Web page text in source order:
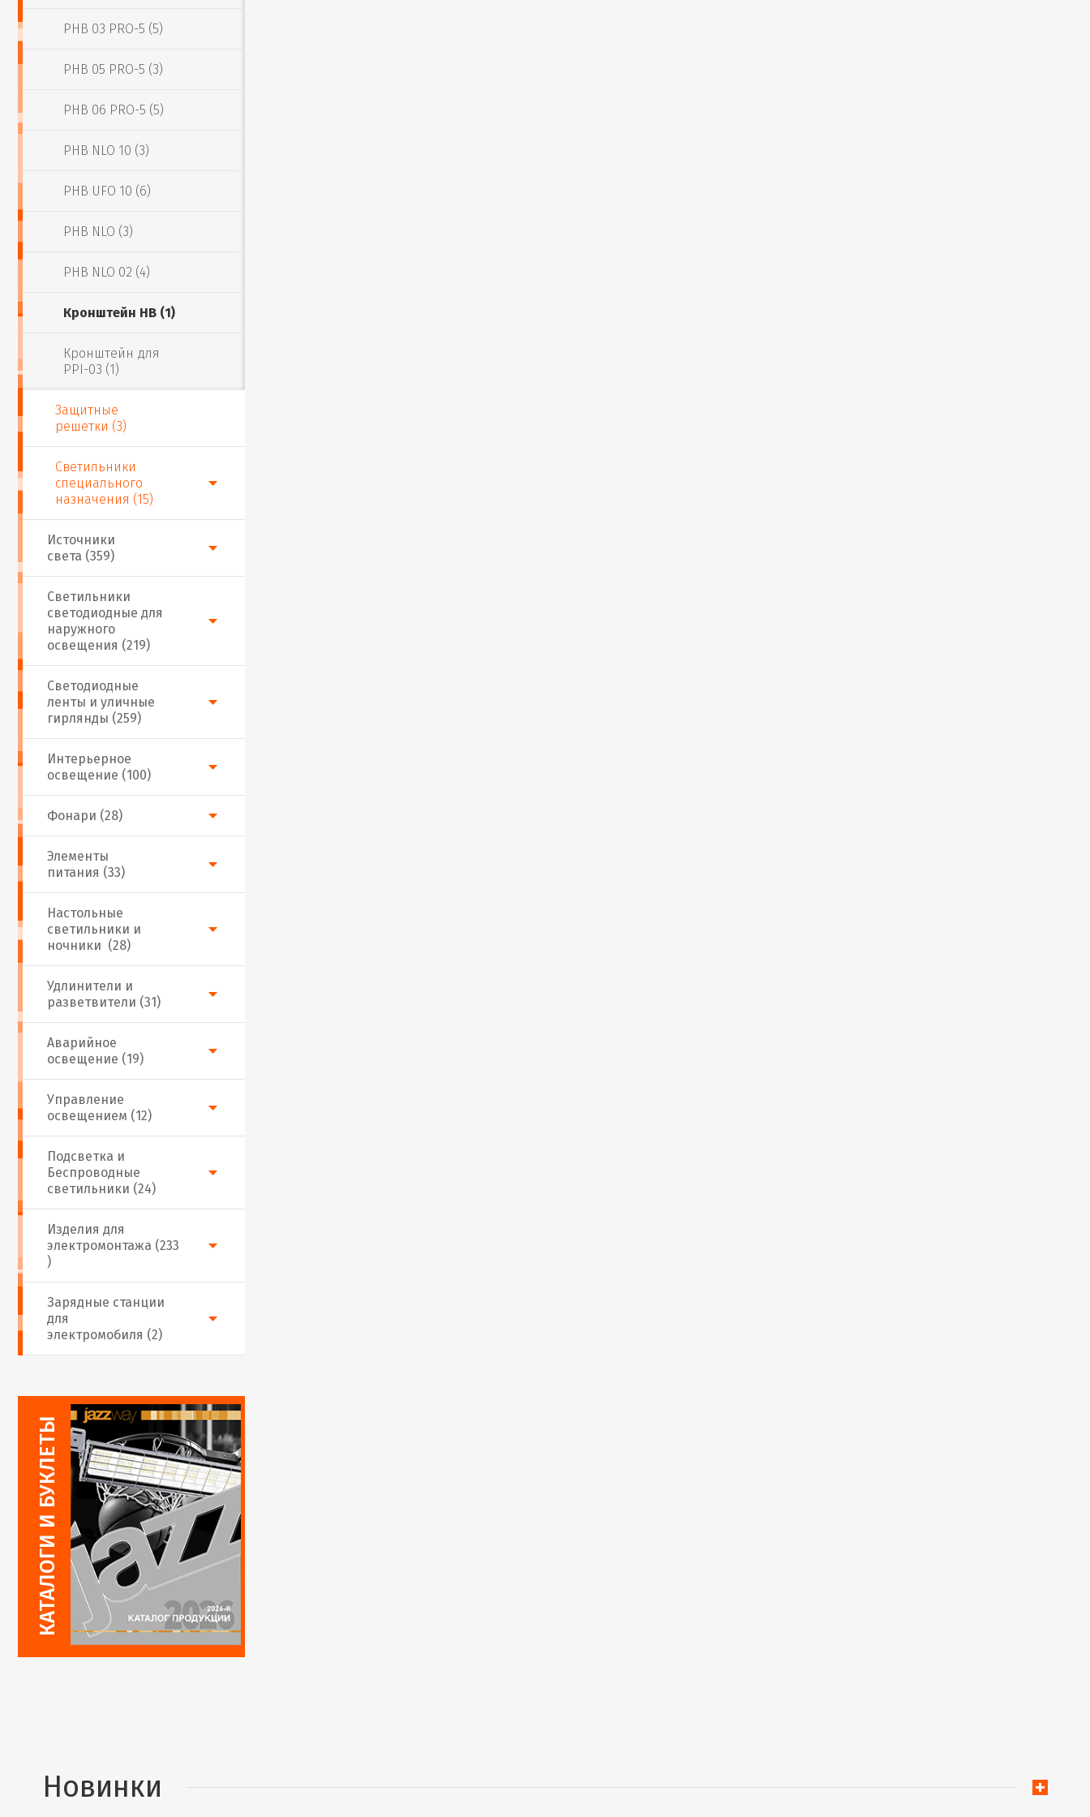
Фонари (28)
Аварийное
освещение (19)
Настольные
светильники и
ночники (28)
Подсветка и
Беспроводные
светильники (24)
Интерьерное
освещение (100)
Изделия для
электромонтажа (233
)
Источники
света (359)
Светодиодные
ленты и уличные
гирлянды (259)
PHB 03 PRO-5 (5)
PHB 05 PRO-5 (3)
PHB 06 PRO-5 (5)
PHB NLO 10 (3)
PHB UFO 10 (6)
PHB NLO (3)
PHB NLO 02 (4)
Кронштейн HB (1)
Кронштейн для
PPI-03 (1)
Защитные
решетки (3)
Светильники
специального
назначения (15)
Светильники
светодиодные для
наружного
освещения (219)
Удлинители и
разветвители (31)
Управление
освещением (12)
Элементы
питания (33)
Зарядные станции
для
электромобиля (2)
Новинки